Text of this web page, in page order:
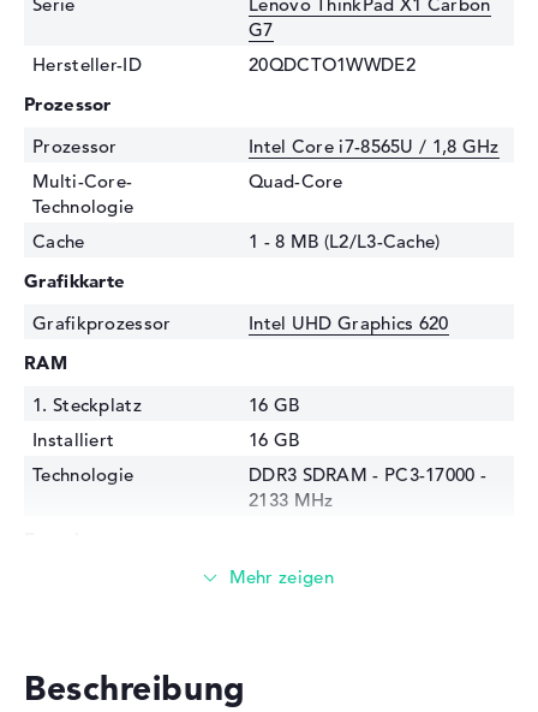
G7
Hersteller-ID
20QDCTO1WWDE2
Prozessor
Prozessor
Intel Core i7-8565U / 1,8 GHz
Multi-Core-
Technologie
Quad-Core
Cache
1 - 8 MB (L2/L3-Cache)
Grafikkarte
Grafikprozessor
Intel UHD Graphics 620
RAM
1. Steckplatz
16 GB
Installiert
16 GB
Technologie
DDR3 SDRAM - PC3-17000 -
2133 MHz
1 TB SSD
Laufwerks-Typ
Beschreibung